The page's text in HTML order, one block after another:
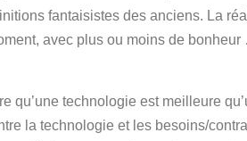
fantaisistes des anciens. La
avec plus ou moins de
qu’une technologie est meilleure
la technologie et les besoins/